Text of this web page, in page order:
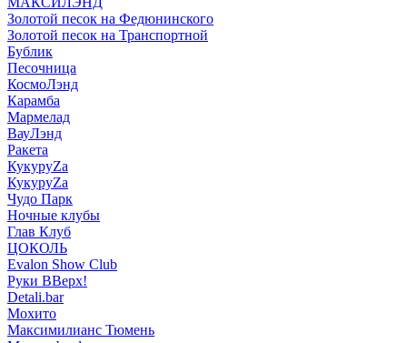
Золотой песок на Федюнинского
Золотой песок на Транспортной
Бублик
Песочница
КосмоЛэнд
Карамба
Мармелад
ВауЛэнд
Ракета
КукуруZа
КукуруZа
Чудо Парк
Ночные клубы
Глав Клуб
ЦОКОЛЬ
Evalon Show Club
Руки ВВерх!
Detali.bar
Мохито
Максимилианс Тюмень